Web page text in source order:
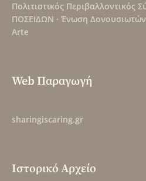
Πολιτιστικός Περιβαλλοντικός
ΠΟΣΕΙΔΩΝ · Ένωση
Arte
Web Παραγωγή
sharingiscaring.gr
Ιστορικό Αρχείο